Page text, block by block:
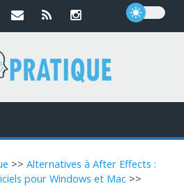
>> Alternatives à After Effects :
pour Windows et Mac >>